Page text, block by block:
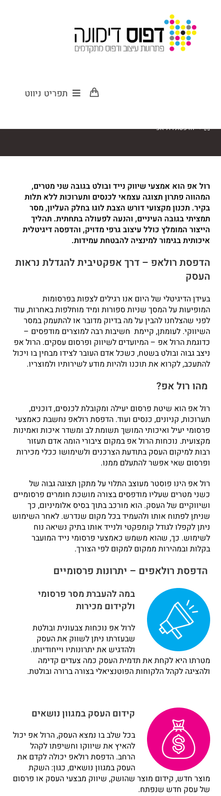
תפריט ניווט
> הדפסת רול אפ
רול אפ הוא אמצעי שיווק נייד ובולט בגובה שני מטרים,
המהווה פתרון תצוגה עצמאי לכנסים ותערוכות ללא תלות
בקיר. תכנון מקצועי דורש הצבת לוגו בחלק העליון, מסר
תמציתי בגובה העיניים, והנעה לפעולה בתחתית. תהליך
הייצור המומלץ כולל עיצוב גרפי מדויק, והדפסה דיגיטלית
איכותית בגימור למינציה להבטחת עמידות.
הדפסת רולאפ – דרך אפקטיבית להגדלת נראות
העסק
בעידן הדיגיטלי של היום אנו רגילים לצפות בפרסומות
המופיעות על המסך שניות ספורות ומיד מוחלפות באחרות, עוד
לפני שהצלחנו להבין על מה בדיוק מדובר או להתעמק במסר
השיווקי. לעומתן, קיימת חשיבות רבה למוצרים מודפסים –
כדוגמת הרול אפ – המיועדים לשיווק ופרסום עסקים. הרול אפ
ניצב גבוה ובולט בשטח, כשכל אדם העובר לצידו מבחין בו ויכול
להתעכב, לקרוא את תוכנו ולהיות מודע לשירותיו ולמוצריו.
מהו רול אפ?
רול אפ הוא שיטת פרסום יעילה ומקובלת לכנסים, דוכנים,
תערוכות, קניונים, כנסים ועוד. הדפסת רולאפ נחשבת כאמצעי
פרסומי יעיל ואיכותי המושך תשומת לב ומשדר איכות ואמינות
מקצועית. נוכחות הרול אפ במקום ציבורי הומה אדם תעזור
רבות למיקום העסק בתודעת הצרכנים ולשימושו ככלי מכירות
ופרסום שאי אפשר להתעלם ממנו.
רול אפ הינו פוסטר מעוצב התלוי על מתקן תצוגה גבוה של
כשני מטרים שעליו מודפסים בצורה מושכת חומרים פרסומיים
ושיווקיים של העסק. הוא מורכב בתוך בסיס אלומיניום, כך
שניתן לפתוח אותו ולהעמיד בכל מקום שנדרש. לאחר השימוש
ניתן לקפלו לגודל קומפקטי ולנייד אותו בתיק נשיאה נוח
לשימוש. כך, שהוא משמש כאמצעי פרסומי נייד המועבר
בקלות ובמהירות ממקום למקום לפי הצורך.
הדפסת רולאפים – יתרונות פרסומיים
במה להעברת מסר פרסומי
ולקידום מכירות
לרול אפ נוכחות צבעונית ובולטת
שבעזרתו ניתן לשווק את העסק
ולהדגיש את יתרונותיו וייחודיותו.
מטרתו היא לקחת את תדמית העסק כמה צעדים קדימה
ולהציגה לקהל הלקוחות הפוטנציאלי בצורה ברורה ובולטת.
קידום העסק במגוון נושאים
בכל שלב בו נמצא העסק, הרול אפ יכול
להאיץ את שיווקו וחשיפתו לקהל
הרחב. הדפסת רולאפ יכולה לקדם את
העסק במגוון נושאים, כגון: השקת
מוצר חדש, קידום מוצר שהושק, שיווק מבצעי העסק או פרסום
של עסק חדש שנפתח.